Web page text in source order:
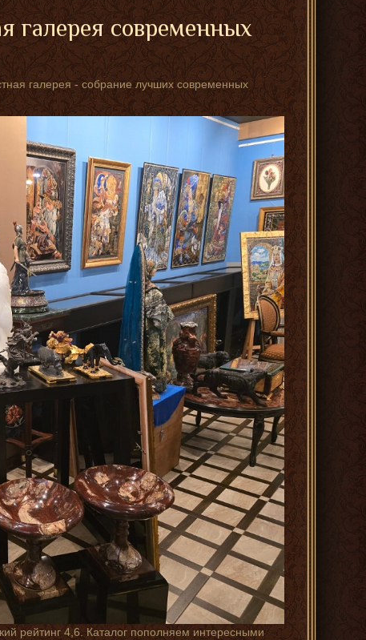
галерея современных
галерея - собрание лучших современных
рейтинг 4,6. Каталог пополняем интересными